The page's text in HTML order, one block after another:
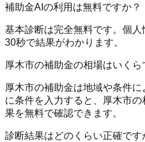
補助金AIの利用は無料ですか？
基本診断は完全無料です。個
30秒で結果がわかります。
厚木市の補助金の相場はいくら
厚木市の補助金は地域や条件
に条件を入力すると、厚木市
果を無料で確認できます。
診断結果はどのくらい正確です